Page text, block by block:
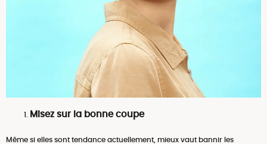
Misez sur la bonne coupe
Même si elles sont tendance actuellement, mieux vaut bannir les